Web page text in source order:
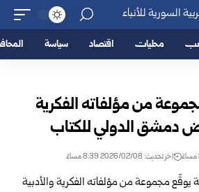
محليات اقتصاد سياسة
من مؤلفاته الفكرية
دمشق الدولي للكتاب
اخر تحديث: 2026/02/08 8:39 مساءً